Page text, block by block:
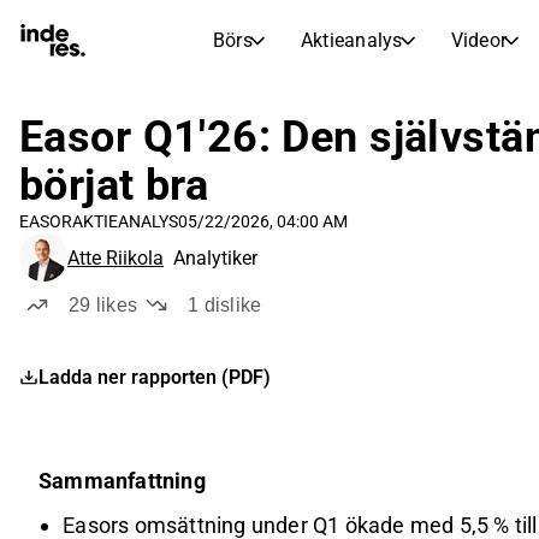
Börs Aktieanalys Videor
Börs
Morgonrapport
Aktieanalys
Artiklar
inderesTV
Aktiejämförelse
Easor Q1'26: Den
börjat bra
EASORAKTIEANALYS05/22/2026, 04:00 AM
Atte Riikola Analytiker
29 likes 1 dislike
Ladda ner rapporten (PDF)
Sammanfattning
Easors omsättning under Q1 ökade med 5,5 %